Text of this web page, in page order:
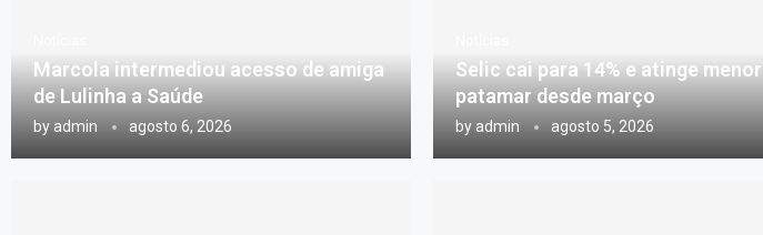
Marcola intermediou acesso de amiga
de Lulinha a Saúde
by admin agosto 6, 2026
Selic cai para 14% e atinge menor
patamar desde março
by admin agosto 5, 2026